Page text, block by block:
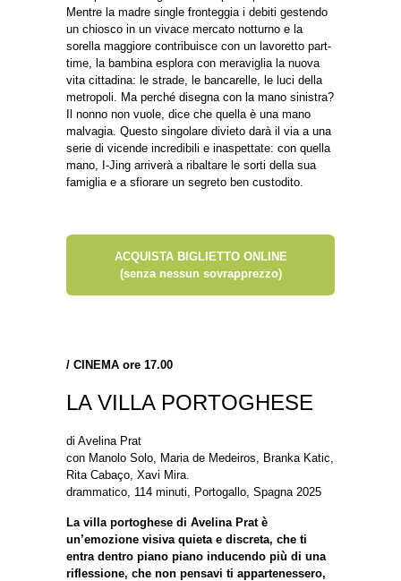
Mentre la madre single fronteggia i debiti gestendo
un chiosco in un vivace mercato notturno e la
sorella maggiore contribuisce con un lavoretto part-
time, la bambina esplora con meraviglia la nuova
vita cittadina: le strade, le bancarelle, le luci della
metropoli. Ma perché disegna con la mano sinistra?
Il nonno non vuole, dice che quella è una mano
malvagia. Questo singolare divieto darà il via a una
serie di vicende incredibili e inaspettate: con quella
mano, I-Jing arriverà a ribaltare le sorti della sua
famiglia e a sfiorare un segreto ben custodito.
ACQUISTA BIGLIETTO ONLINE
(senza nessun sovrapprezzo)
/ CINEMA ore 17.00
LA VILLA PORTOGHESE
di Avelina Prat
con Manolo Solo, Maria de Medeiros, Branka Katic,
Rita Cabaço, Xavi Mira.
drammatico, 114 minuti, Portogallo, Spagna 2025
La villa portoghese di Avelina Prat è
un’emozione visiva quieta e discreta, che ti
entra dentro piano piano inducendo più di una
riflessione, che non pensavi ti appartenessero,